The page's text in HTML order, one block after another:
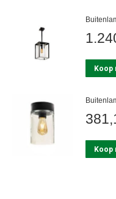
Koop
Koop